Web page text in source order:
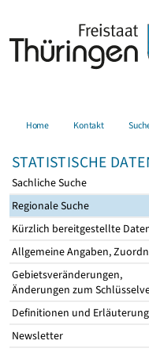
Home Kontakt
STATISTISCHE
Sachliche Suche
Regionale Suche
Kürzlich bereitgestellte
Allgemeine Angaben,
Gebietsveränderungen,
Änderungen zum
Definitionen und
Newsletter